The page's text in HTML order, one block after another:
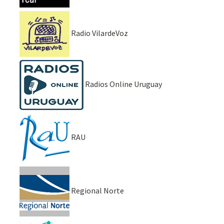
Radio VilardeVoz
Radios Online Uruguay
RAU
Regional Norte